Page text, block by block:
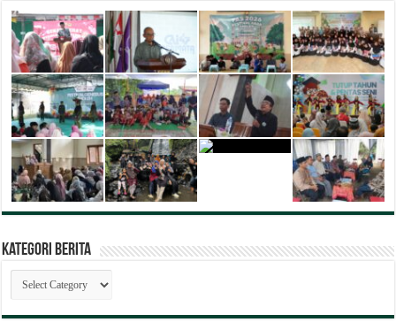
Kategori Berita
Kategori
Berita